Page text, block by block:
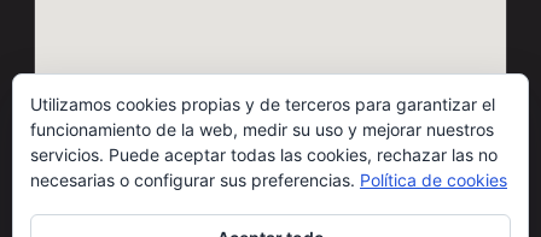
Utilizamos cookies propias y de terceros para garantizar el
funcionamiento de la web, medir su uso y mejorar nuestros
servicios. Puede aceptar todas las cookies, rechazar las no
necesarias o configurar sus preferencias. Política de cookies